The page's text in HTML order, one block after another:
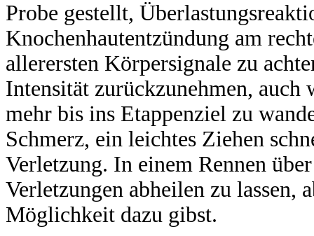
Probe gestellt,
Knochenhautentzündung am
allerersten Körpersignale zu
Intensität zurückzunehmen, auch
mehr bis ins Etappenziel zu
Schmerz, ein leichtes Ziehen
Verletzung. In einem Rennen
Verletzungen abheilen zu lassen,
Möglichkeit dazu gibst.